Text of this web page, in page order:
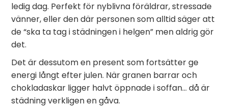
ledig dag. Perfekt för nyblivna föräldrar, stressade
vänner, eller den där personen som alltid säger att
de “ska ta tag i städningen i helgen” men aldrig gör
det.
Det är dessutom en present som fortsätter ge
energi långt efter julen. När granen barrar och
chokladaskar ligger halvt öppnade i soffan… då är
städning verkligen en gåva.